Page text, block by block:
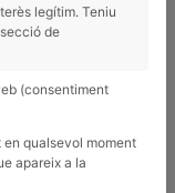
Per això he
cuidar-te amb
sense culpes i
legítim. Teniu
de
(consentiment
qualsevol moment
apareix a la